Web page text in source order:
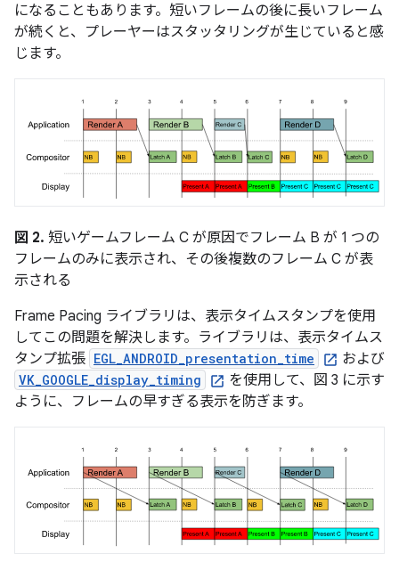
になることもあります。短いフレームの後に長いフレーム
が続くと、プレーヤーはスタッタリングが生じていると感
じます。
図 2. 短いゲームフレーム C が原因でフレーム B が 1 つの
フレームのみに表示され、その後複数のフレーム C が表
示される
Frame Pacing ライブラリは、表示タイムスタンプを使用
してこの問題を解決します。ライブラリは、表示タイムス
タンプ拡張 EGL_ANDROID_presentation_time および
VK_GOOGLE_display_timing
を使用して、図 3 に示す
ように、フレームの早すぎる表示を防ぎます。